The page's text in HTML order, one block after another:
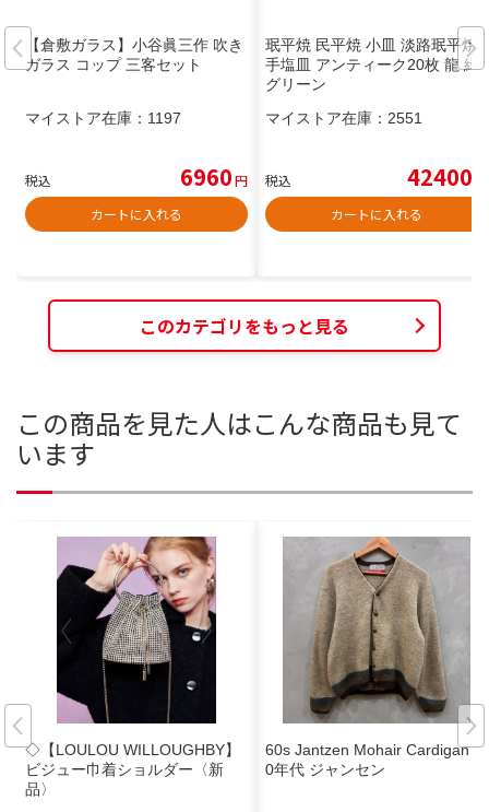
【倉敷ガラス】小谷眞三作 吹き
ガラス コップ 三客セット
マイストア在庫： 1197
税込 6960円
カートに入れる
珉平焼 民平焼 小皿 淡路珉平焼
手塩皿 アンティーク20枚 龍 緑
グリーン
マイストア在庫： 2551
税込 42400
カートに入れる
このカテゴリをもっと見る
この商品を見た人はこんな商品も見て
います
◇【LOULOU WILLOUGHBY】
ビジュー巾着ショルダー〈新
品〉
60s Jantzen Mohair Cardigan 6
0年代 ジャンセン